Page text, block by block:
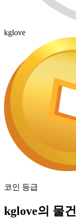
kglove
코인 등급
kglove의 물건